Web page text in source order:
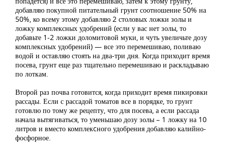
добавляю покупной питательный грунт соотношение 50% на
50%, ко всему этому добавляю 2 столовых ложки золы и
ложку комплексных удобрений (если у вас нет золы, то
добавьте 1-2 ложки доломитовой муки, и чуть увеличьте дозу
комплексных удобрений) — все это перемешиваю, поливаю
водой и оставляю стоять на два-три дня. Когда приходит время
посева, грунт еще раз тщательно перемешиваю и раскладываю
по лоткам.
Второй раз почва готовится, когда приходит время пикировки
рассады. Если с рассадой томатов все в порядке, то грунт
готовлю по тому же рецепту, что для посева, а если рассада
начала вытягиваться, то уменьшаю дозу золы – 1 ложку на 10
литров и вместо комплекcного удобрения добавляю калийно-
фосфорное.